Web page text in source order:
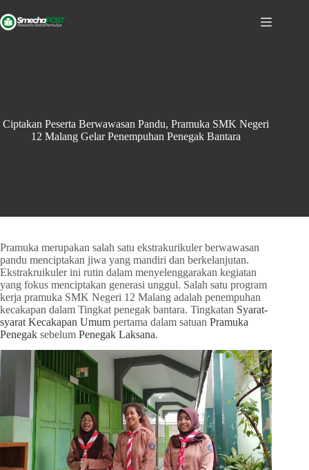
Ciptakan Peserta Berwawasan Pandu, Pramuka SMK Negeri
12 Malang Gelar Penempuhan Penegak Bantara
Pramuka merupakan salah satu ekstrakurikuler berwawasan
pandu menciptakan jiwa yang mandiri dan berkelanjutan.
Ekstrakruikuler ini rutin dalam menyelenggarakan kegiatan
yang fokus menciptakan generasi unggul. Salah satu program
kerja pramuka SMK Negeri 12 Malang adalah penempuhan
kecakapan dalam Tingkat penegak bantara. Tingkatan Syarat-
syarat Kecakapan Umum pertama dalam satuan Pramuka
Penegak sebelum Penegak Laksana.